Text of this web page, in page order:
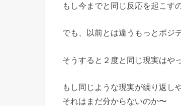
もし今までと同じ反応を起こす
でも、以前とは違うもっとポジ
そうすると２度と同じ現実はや
もし同じような現実が繰り返し
それはまだ分からないのか〜